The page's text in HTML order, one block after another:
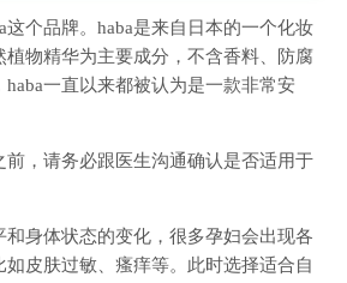
这个品牌。haba是来自日本的一个化妆
植物精华为主要成分，不含香料、防腐
一直以来都被认为是一款非常安
前，请务必跟医生沟通确认是否适用于
身体状态的变化，很多孕妇会出现各
皮肤过敏、瘙痒等。此时选择适合自